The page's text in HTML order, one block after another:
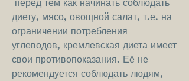
диету, мясо, овощной салат, т.е. на
ограничении потребления
углеводов, кремлевская диета имеет
свои противопоказания. Её не
рекомендуется соблюдать людям,